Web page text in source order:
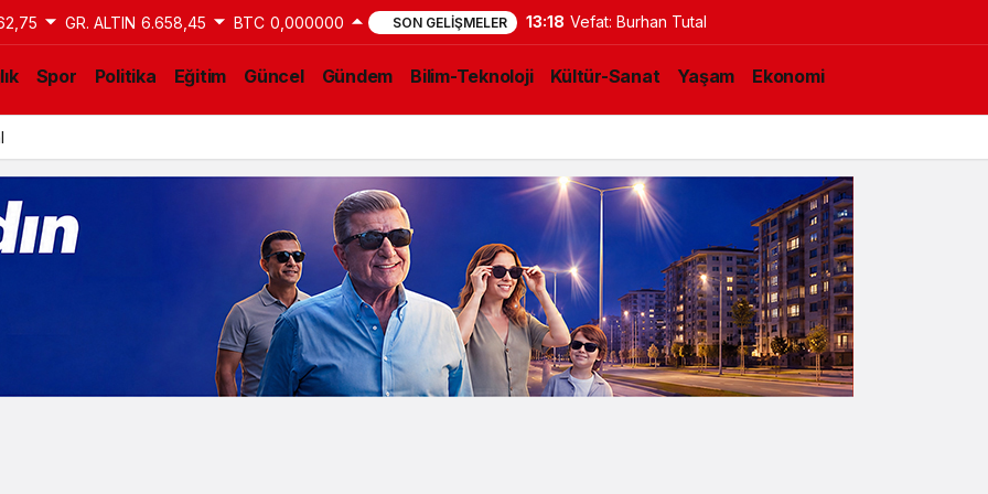
GR. ALTIN 6.658,45 BTC 0,000000 SON GELIŞMELER 13:18 Vefat: Burhan Tutal
Spor Politika Eğitim Güncel Gündem Bilim-Teknoloji Kültür-Sanat Yaşam Ekonomi